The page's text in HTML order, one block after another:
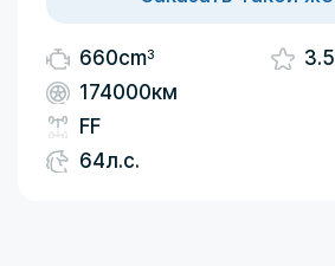
660cm3
174000км
FF
64л.с.
3.5